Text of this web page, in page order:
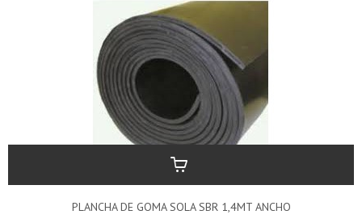
PLANCHA DE GOMA SOLA SBR 1,4MT ANCHO